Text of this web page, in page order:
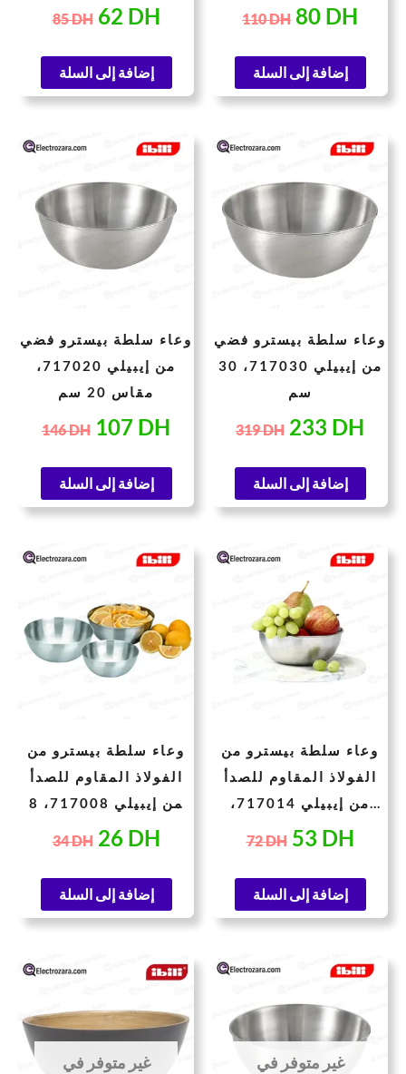
85DH 62 DH
إضافة إلى السلة
110DH 80 DH
إضافة إلى السلة
وعاء سلطة بيسترو فضي
من إيبيلي 717020،
مقاس 20 سم
146DH
السعر
هو:
146 DH.
107 DH
السعر
هو:
107 DH.
إضافة إلى السلة
وعاء سلطة بيسترو فضي
من إيبيلي 717030، 30
سم
319DH
السعر
هو:
319 DH.
233 DH
هو:
إضافة إلى السلة
وعاء سلطة بيسترو من
الفولاذ المقاوم للصدأ
من إيبيلي 717008، 8
سم
34DH
السعر
هو:
34 DH.
26 DH
السعر
هو:
26 DH.
إضافة إلى السلة
وعاء سلطة بيسترو من
الفولاذ المقاوم للصدأ
من إيبيلي 717014،
مقاس 14 سم
72DH
السعر
الأصلي
هو:
72 DH.
53 DH
إضافة إلى السلة
غير متوفر في
السعر
هو:
57 DH.
السعر
هو:
غير متوفر في
السعر
هو:
184 DH.
هو: